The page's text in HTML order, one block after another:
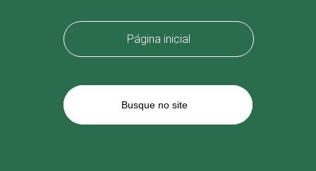
Página inicial